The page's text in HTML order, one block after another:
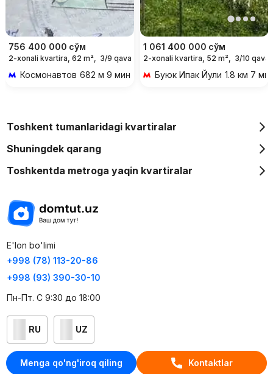
Menga qo'ng'iroq qiling Kontaktlar
756 400 000 сўм
2-xonali kvartira, 62 m², 3/9 qavat
Космонавтов 682 м 9 мин piyoda
1 061 400 000 сўм
2-xonali kvartira, 52 m², 3/10 qavat
Буюк Ипак Йули 1.8 км 7
Toshkent tumanlaridagi kvartiralar
Shuningdek qarang
Toshkentda metroga yaqin kvartiralar
E'lon bo'limi
+998 (78) 113-20-86
+998 (93) 390-30-10
Пн-Пт. С 9:30 до 18:00
RU UZ
Kontaktlar